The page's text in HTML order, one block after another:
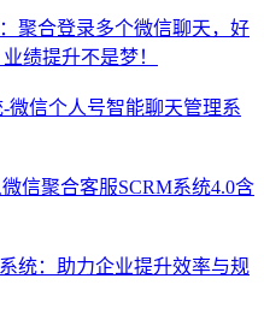
聚合登录多个微信聊天，好
绩提升不是梦！
微信个人号智能聊天管理系
信聚合客服SCRM系统4.0含
统：助力企业提升效率与规